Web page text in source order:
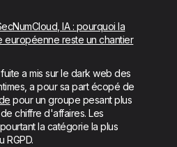
IA : pourquoi la
européenne reste un chantier
a mis sur le dark web des
a pour sa part écopé de
pour un groupe pesant plus
chiffre d'affaires. Les
la catégorie la plus
RGPD.